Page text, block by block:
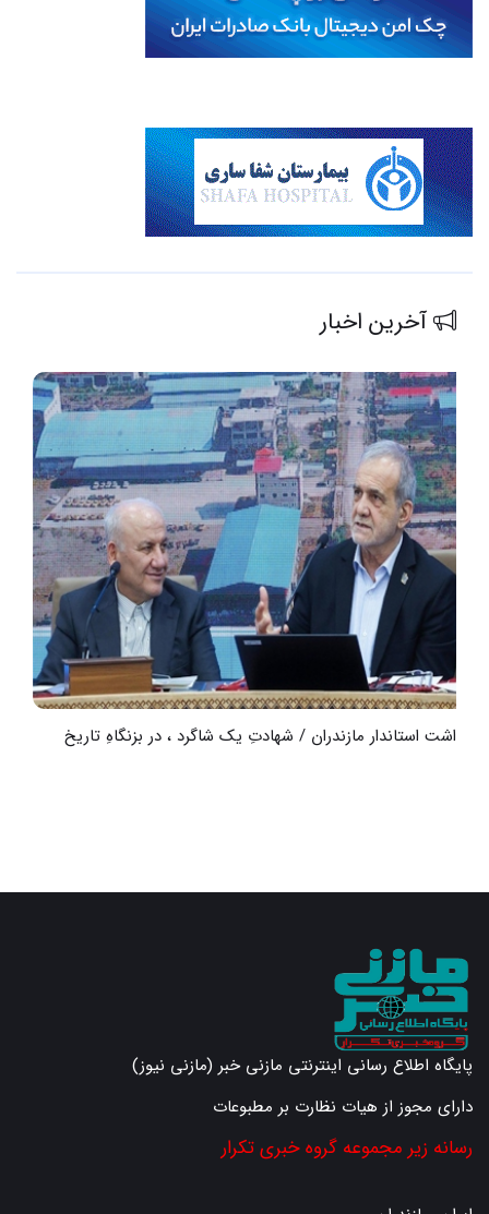
آخرین اخبار
یادداشت استاندار مازندران / شهادتِ یک شاگرد ، در بزنگاهِ تاریخ
پایگاه اطلاع رسانی اینترنتی مازنی خبر (مازنی نیوز)
دارای مجوز از هیات نظارت بر مطبوعات
رسانه زیر مجموعه گروه خبری تکرار